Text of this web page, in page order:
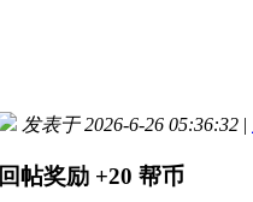
发表于 2026-6-26 05:36:32 |
回帖奖励 +20 帮币